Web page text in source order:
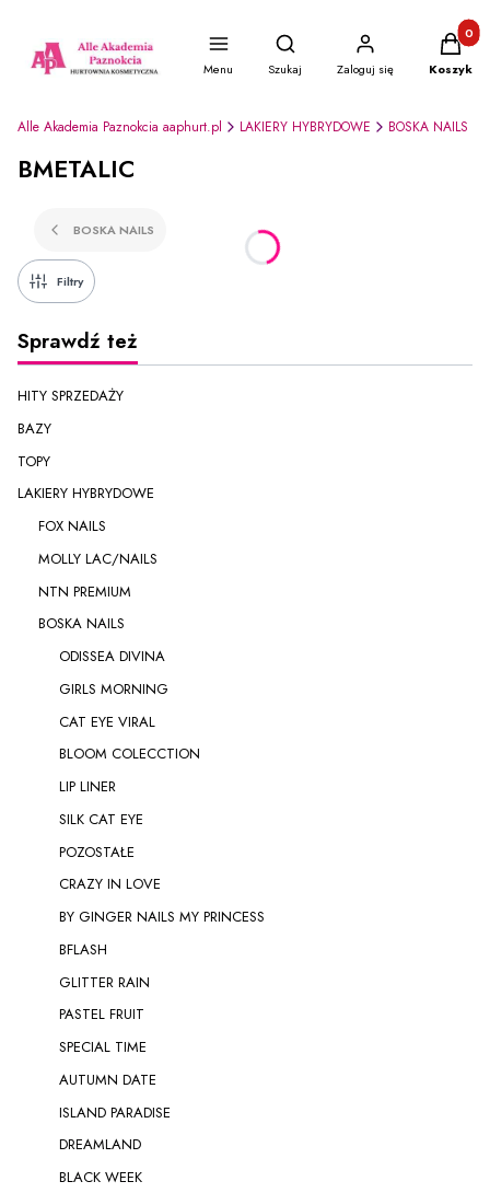
Menu
Otwórz wyszukiwarkę
Szukaj Zaloguj się Koszyk
Alle Akademia Paznokcia aaphurt.pl LAKIERY HYBRYDOWE BOSKA NAILS
BMETALIC
BOSKA NAILS
Filtry
Sprawdź też
HITY SPRZEDAŻY
BAZY
TOPY
LAKIERY HYBRYDOWE
FOX NAILS
MOLLY LAC/NAILS
NTN PREMIUM
BOSKA NAILS
ODISSEA DIVINA
GIRLS MORNING
CAT EYE VIRAL
BLOOM COLECCTION
LIP LINER
SILK CAT EYE
POZOSTAŁE
CRAZY IN LOVE
BY GINGER NAILS MY PRINCESS
BFLASH
GLITTER RAIN
PASTEL FRUIT
SPECIAL TIME
AUTUMN DATE
ISLAND PARADISE
DREAMLAND
BLACK WEEK